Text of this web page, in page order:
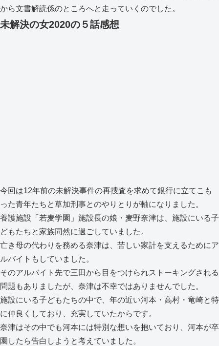
から文書解読係のところへと走っていくのでした。
未解決の女2020の５話感想
今回は12年前の未解決事件の再捜査を求めて銀行に立てこも
った青年たちと草加刑事とのやりとりが軸になりました。
養護施設「若麦学園」施設長の娘・麦野奈津は、施設にいる子
どもたちと家族同然に過ごしていました。
亡き母の代わりを務める奈津は、苦しい家計を支えるためにア
ルバイトもしていました。
そのアルバイト先で三田から目をつけられストーキングされる
問題もありましたが、奈津は不幸ではありませんでした。
施設にいる子どもたちの中で、年の近い河本・高村・竜崎と特
に仲良くしており、充実していたからです。
奈津はその中でも河本には特別な想いを抱いており、河本が卒
園したら告白しようと考えていました。